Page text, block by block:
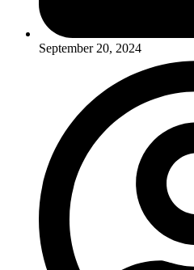
September 20, 2024